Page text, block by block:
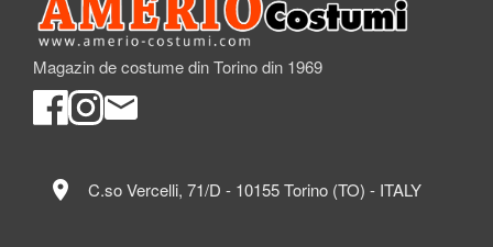
Magazin de costume din Torino din 1969
location_on C.so Vercelli, 71/D - 10155 Torino (TO) - ITALY